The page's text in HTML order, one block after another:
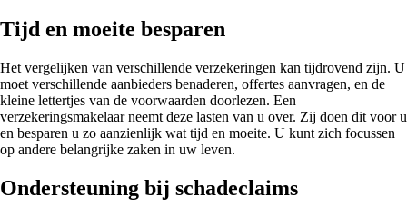
Tijd en moeite besparen
Het vergelijken van verschillende verzekeringen kan tijdrovend zijn. U
moet verschillende aanbieders benaderen, offertes aanvragen, en de
kleine lettertjes van de voorwaarden doorlezen. Een
verzekeringsmakelaar neemt deze lasten van u over. Zij doen dit voor u
en besparen u zo aanzienlijk wat tijd en moeite. U kunt zich focussen
op andere belangrijke zaken in uw leven.
Ondersteuning bij schadeclaims